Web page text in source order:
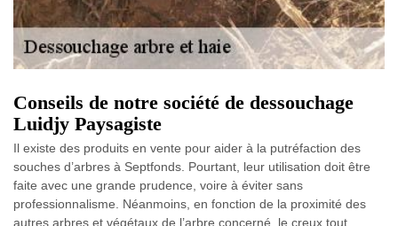
Conseils de notre société de dessouchage
Luidjy Paysagiste
Il existe des produits en vente pour aider à la putréfaction des
souches d’arbres à Septfonds. Pourtant, leur utilisation doit être
faite avec une grande prudence, voire à éviter sans
professionnalisme. Néanmoins, en fonction de la proximité des
autres arbres et végétaux de l’arbre concerné, le creux tout